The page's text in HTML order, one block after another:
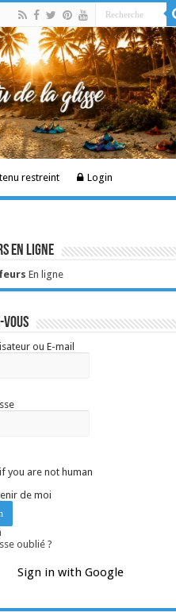
restreint Login
en ligne
En ligne
vous
ou E-mail
you are not human
de moi
oublié ?
Sign in with Google